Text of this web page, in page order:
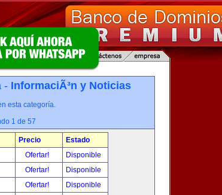
- InformaciÃ³n y Noticias
esta categoría.
1 de 57
Precio
Estado
Ofertar!
Disponible
Ofertar!
Disponible
Ofertar!
Disponible